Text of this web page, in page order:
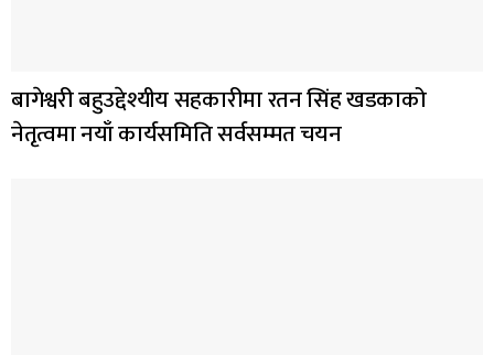
बागेश्वरी बहुउद्देश्यीय सहकारीमा रतन सिंह खडकाको
नेतृत्वमा नयाँ कार्यसमिति सर्वसम्मत चयन